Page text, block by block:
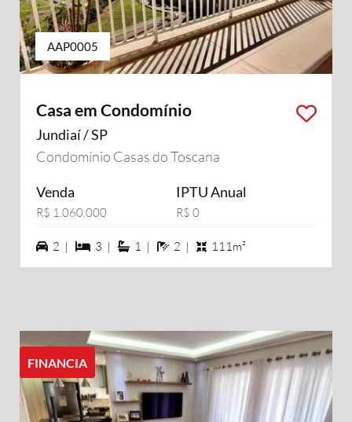
AAP0005
Casa em Condomínio
Jundiaí / SP
Condomínio Casas do Toscana
Venda
R$ 1.060.000
IPTU Anual
R$ 0
2 vagas na garagem
2 | 3 dormiórios
3 | 1 suítes
1 | 2 banheiros
2 | 111m²
FINANCIA